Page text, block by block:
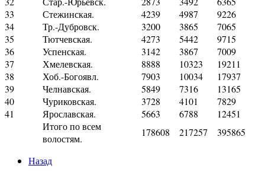
33
Стежинская. 4239 4987
9226
34
Тр.-Дубровск. 3200 3865
7065
35
Тютчевская. 4273 5442
9715
36
Успенская. 3142 3867
7009
37
Хмелевская. 8888 10323
19211
38
Хоб.-Богоявл. 7903 10034
17937
39
Челнавская. 5849 7316
13165
40
Чуриковская. 3728 4101
7829
41
Ярославская. 5663 6788
12451
Итого по всем
волостям.
178608 217257 395865
Назад